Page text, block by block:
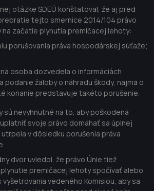
otázke SDEÚ konštatoval, že aj pred
tejto smernice 2014/104 právo
na začatie plynutia premlčacej lehoty:
porušovania práva hospodárskej súťaže;
osoba dozvedela o informáciách
podanie žaloby o náhradu škody, najmä o
konanie predstavuje takéto porušenie.
sú nevyhnutné na to, aby poškodená
svoje právo domáhať sa úplnej
v dôsledku porušenia práva
dvor uviedol, že právo Únie tiež
premlčacej lehoty spočívať alebo
vedeného Komisiou, aby sa